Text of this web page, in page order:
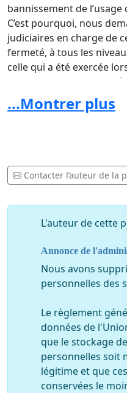
bannissement de l’usage
C’est pourquoi, nous
judiciaires en charge de
fermeté, à tous les
celle qui a été exercée
fait l’objet d’une actualité
...Montrer plus
Contacter l’auteur de la
L'auteur de cette
Annonce de
Nous avons
personnelles des
Le règlement
données de
que le stockage
personnelles soit
légitime et que
conservées le